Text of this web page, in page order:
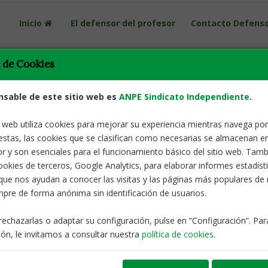
Inicio El defensor del profesor Contacto
de ANPE lanza
estrés docente en
ANPE-Madrid
venimos observando un aumento de las
como consecuencia, un incremento de las
pues supone un coste emocional adicional
su rendimiento profesional, debido a
, que ha sustituido a la enseñanza
ANPE
salud
planes de
prevención,
Notas de
1 de mayo:
ANPE reclama
condiciones
profesorado
Cookies
de este sitio web es ANPE Sindicato Independiente.
utiliza cookies para mejorar su experiencia mientras navega
las cookies que se clasifican como necesarias se almacenan
y son esenciales para el funcionamiento básico del sitio web.
de terceros, Google Analytics, para elaborar informes
nos ayudan a conocer las visitas y las páginas más populares de
de forma anónima sin identificación de usuarios.
o adaptar su configuración, pulse en “Configuración”.
le invitamos a consultar nuestra política de cookies.